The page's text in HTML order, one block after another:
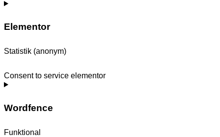
Elementor
Statistik (anonym)
Consent to service elementor
Wordfence
Funktional